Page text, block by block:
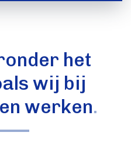
het
wij bij
werken.